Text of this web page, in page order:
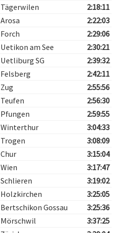
Tägerwilen
2:18:11
Arosa
2:22:03
Forch
2:29:06
Uetikon am See
2:30:21
Uetliburg SG
2:39:32
Felsberg
2:42:11
Zug
2:55:56
Teufen
2:56:30
Pfungen
2:59:55
Winterthur
3:04:33
Trogen
3:08:09
Chur
3:15:04
Wien
3:17:47
Schlieren
3:19:02
Holzkirchen
3:25:05
Bertschikon Gossau
3:25:36
Mörschwil
3:37:25